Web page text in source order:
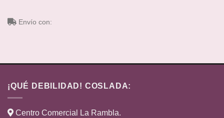
Envío con:
¡QUÉ DEBILIDAD! COSLADA:
Centro Comercial La Rambla.